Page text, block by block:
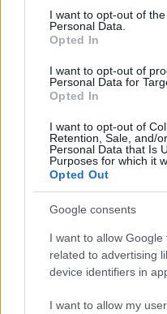
consent section.
I want to opt-out of
Personal Data.
Opted In
I want to opt-out of
Personal Data for
Opted In
I want to opt-out of
Retention, Sale, and/
Personal Data that Is
Purposes for which it
Opted Out
Google consents
I want to allow
related to advertising
device identifiers in
I want to allow my
terrorszervezet
a szunniták az
mindazonáltal ritka
Politika Könyvtár Vallás